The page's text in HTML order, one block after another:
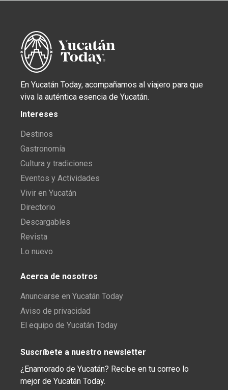
En Yucatán Today, acompañamos al viajero para que
viva la auténtica esencia de Yucatán.
Intereses
Destinos
Gastronomía
Cultura y tradiciones
Eventos y Actividades
Vivir en Yucatán
Directorio
Descargables
Revista
Lo nuevo
Acerca de nosotros
Anunciarse en Yucatán Today
Aviso de privacidad
El equipo de Yucatán Today
Suscríbete a nuestro newsletter
¿Enamorado de Yucatán? Recibe en tu correo lo
mejor de Yucatán Today.